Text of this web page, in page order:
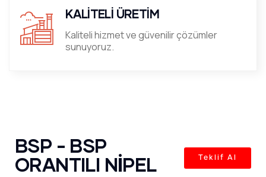
KALİTELİ ÜRETİM
Kaliteli hizmet ve güvenilir çözümler
sunuyoruz.
BSP - BSP
ORANTILI NİPEL
Teklif Al